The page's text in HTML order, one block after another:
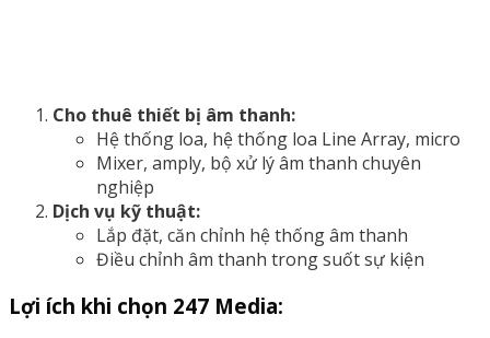
Cho thuê thiết bị âm thanh:
Hệ thống loa, hệ thống loa Line Array, micro
Mixer, amply, bộ xử lý âm thanh chuyên
nghiệp
Dịch vụ kỹ thuật:
Lắp đặt, căn chỉnh hệ thống âm thanh
Điều chỉnh âm thanh trong suốt sự kiện
Lợi ích khi chọn 247 Media: